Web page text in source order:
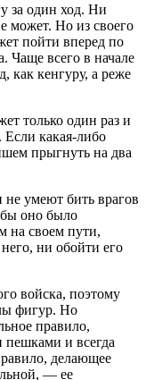
за один ход. Ни
может. Но из своего
пойти вперед по
Чаще всего в начале
как кенгуру, а реже
только один раз и
Если какая-либо
прыгнуть на два
умеют бить врагов
бы оно было
на своем пути,
ни обойти его
войска, поэтому
фигур. Но
правило,
пешками и всегда
делающее
— ее